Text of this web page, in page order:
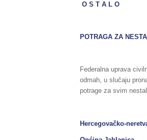
O S T A L O
POTRAGA ZA
Federalna uprava
odmah, u slučaju
potrage za svim
Hercegovačko-